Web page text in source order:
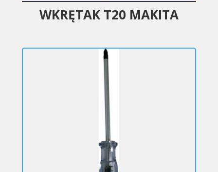
WKRĘTAK T20 MAKITA